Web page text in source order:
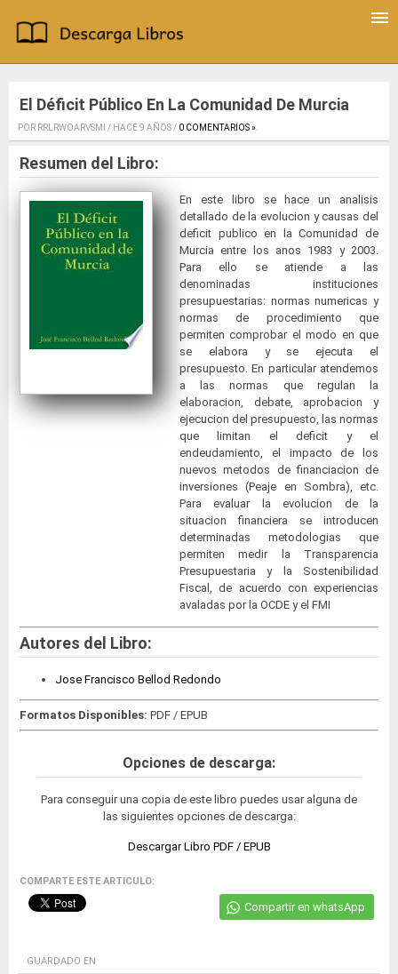
El Déficit Público En La Comunidad De Murcia
POR RRLRWOARVSMI / HACE 9 AÑOS / 0 COMENTARIOS ».
Resumen del Libro:
En este libro se hace un analisis
detallado de la evolucion y causas del
deficit publico en la Comunidad de
Murcia entre los anos 1983 y 2003.
Para ello se atiende a las
denominadas instituciones
presupuestarias: normas numericas y
normas de procedimiento que
permiten comprobar el modo en que
se elabora y se ejecuta el
presupuesto. En particular atendemos
a las normas que regulan la
elaboracion, debate, aprobacion y
ejecucion del presupuesto, las normas
que limitan el deficit y el
endeudamiento, el impacto de los
nuevos metodos de financiacion de
inversiones (Peaje en Sombra), etc.
Para evaluar la evolucion de la
situacion financiera se introducen
determinadas metodologias que
permiten medir la Transparencia
Presupuestaria y la Sostenibilidad
Fiscal, de acuerdo con experiencias
avaladas por la OCDE y el FMI
Autores del Libro:
Jose Francisco Bellod Redondo
Formatos Disponibles: PDF / EPUB
Opciones de descarga:
Para conseguir una copia de este libro puedes usar alguna de
las siguientes opciones de descarga:
Descargar Libro PDF / EPUB
COMPARTE ESTE ARTICULO:
Compartir en whatsApp
GUARDADO EN